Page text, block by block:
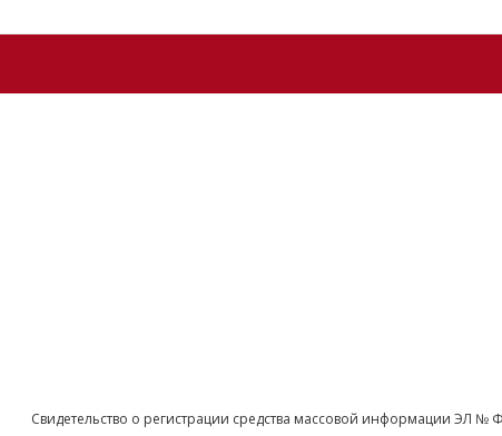
Свидетельство о регистрации средства массовой информации ЭЛ